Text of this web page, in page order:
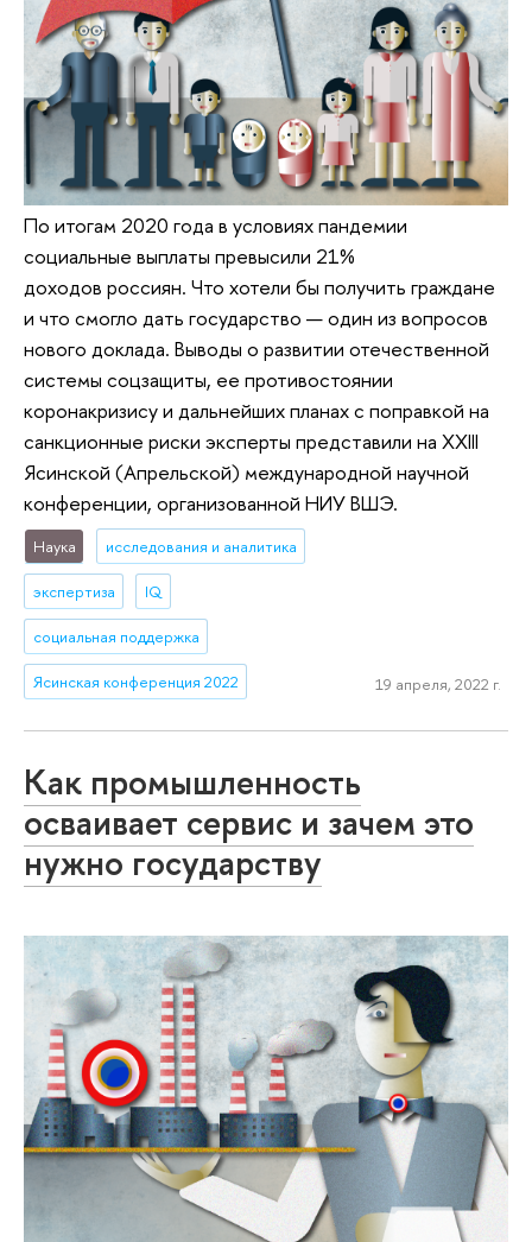
По итогам 2020 года в условиях пандемии
социальные выплаты превысили 21%
доходов россиян. Что хотели бы получить граждане
и что смогло дать государство — один из вопросов
нового доклада. Выводы о развитии отечественной
системы соцзащиты, ее противостоянии
коронакризису и дальнейших планах с поправкой на
санкционные риски эксперты представили на XXIII
Ясинской (Апрельской) международной научной
конференции, организованной НИУ ВШЭ.
Наука исследования и аналитика
экспертиза IQ
социальная поддержка
Ясинская конференция 2022 19 апреля, 2022 г.
Как промышленность
осваивает сервис и зачем это
нужно государству